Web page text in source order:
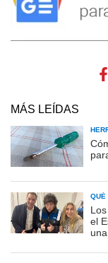
MÁS LEÍDAS
QUÉ
el